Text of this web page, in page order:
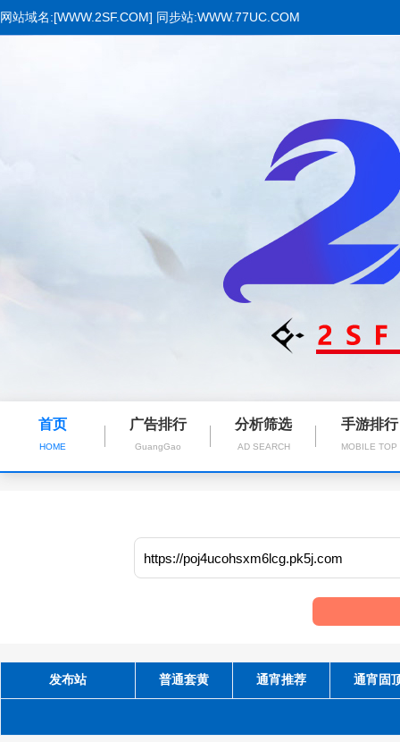
网站域名:[WWW.2SF.COM] 同步站:WWW.77UC.COM
首页
HOME
广告排行
GuangGao
分析筛选
AD SEARCH
手游排行
MOBILE TOP
发布站 普通套黄 通宵推荐 通宵固